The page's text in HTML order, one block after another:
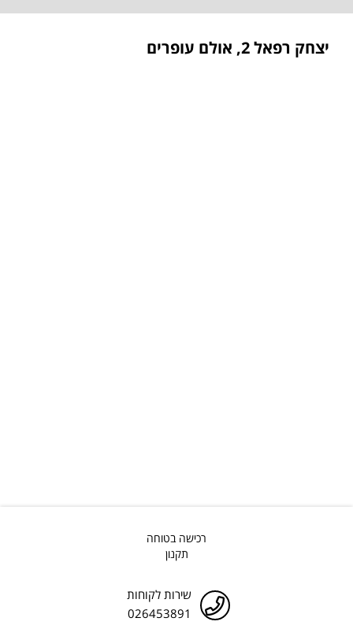
יצחק רפאל 2, אולם עופרים
רכישה בטוחה
תקנון
שירות לקוחות
026453891